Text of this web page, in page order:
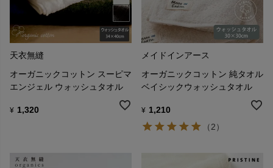
天衣無縫
オーガニックコットン スーピマ
エンジェル ウォッシュタオル
¥ 1,320
メイドインアース
オーガニックコットン 純タオル
ベイシックウォッシュタオル
¥ 1,210
（2）